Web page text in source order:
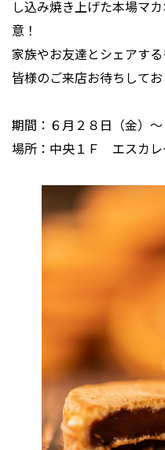
し込み焼き上げた本場マ
意！
家族やお友達とシェアす
皆様のご来店お待ちしてお
期間：６月２８日（金）～
場所：中央１Ｆ エスカレ